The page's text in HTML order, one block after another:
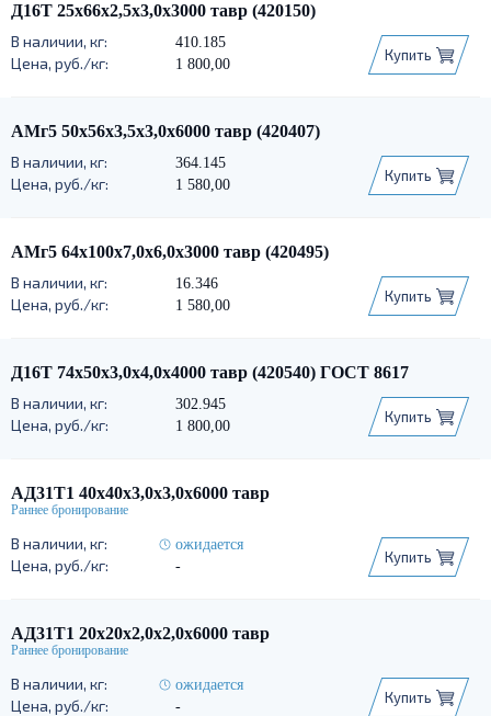
Д16Т 25х66х2,5х3,0х3000 тавр (420150)
410.185
1 800,00
Купить
АМг5 50х56х3,5х3,0х6000 тавр (420407)
364.145
1 580,00
Купить
АМг5 64х100х7,0х6,0х3000 тавр (420495)
16.346
1 580,00
Купить
Д16Т 74х50х3,0х4,0х4000 тавр (420540) ГОСТ 8617
302.945
1 800,00
Купить
АД31Т1 40х40х3,0х3,0х6000 тавр
ожидается
-
Купить
АД31Т1 20х20х2,0х2,0х6000 тавр
ожидается
-
Купить